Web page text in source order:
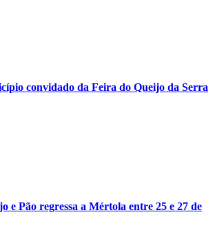
convidado da Feira do Queijo da Serra
e Pão regressa a Mértola entre 25 e 27 de